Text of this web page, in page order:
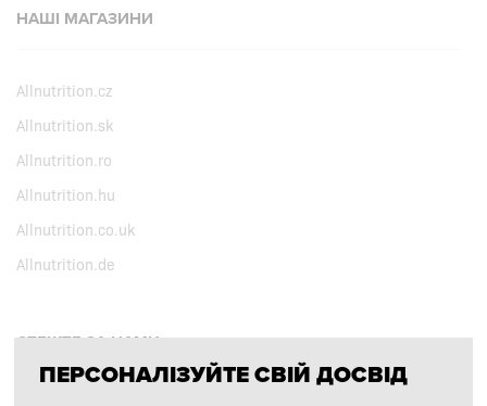
НАШІ МАГАЗИНИ
Allnutrition.cz
Allnutrition.sk
Allnutrition.ro
Allnutrition.hu
Allnutrition.co.uk
Allnutrition.de
СТЕЖТЕ ЗА НАМИ
ПЕРСОНАЛІЗУЙТЕ СВІЙ ДОСВІД